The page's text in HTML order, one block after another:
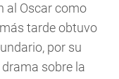
al Oscar como
tarde obtuvo
por su
sobre la